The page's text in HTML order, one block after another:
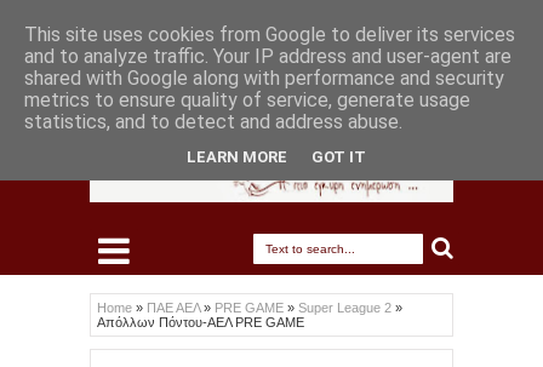
Home » ΠΑΕ ΑΕΛ» PRE GAME » Super League 2 »
Απόλλων Πόντου-ΑΕΛ PRE GAME
This site uses cookies from Google to deliver its services
and to analyze traffic. Your IP address and user-agent are
shared with Google along with performance and security
metrics to ensure quality of service, generate usage
statistics, and to detect and address abuse.
LEARN MORE GOT IT